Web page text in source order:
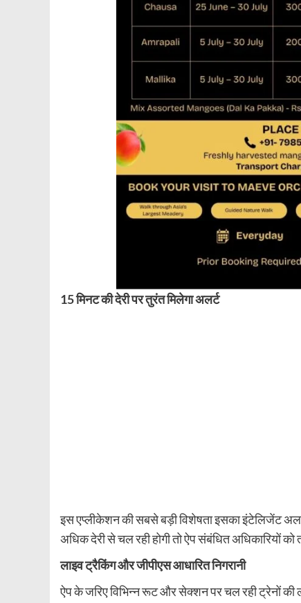
15 मिनट की देरी पर तुरंत मिलेगा अलर्ट
इस एप्लीकेशन की सबसे बड़ी विशेषता इसका इंटेलिजेंट
अधिक देरी से चल रही होगी तो ऐप संबंधित
लाइव ट्रैकिंग और जीपीएस आधारित निगरानी
ऐप के जरिए विभिन्न रूट और सेक्शन पर चल रही ट्रेनों की